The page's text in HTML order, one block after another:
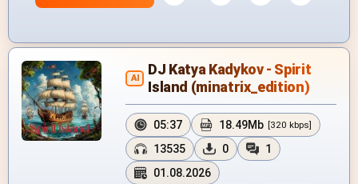
AI
DJ Katya Kadykov - Spirit
Island (minatrix_edition)
05:37 18.49Mb [320 kbps]
13535 0
1
01.08.2026